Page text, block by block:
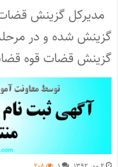
گزینش شده و در
گزینش قضات قوه